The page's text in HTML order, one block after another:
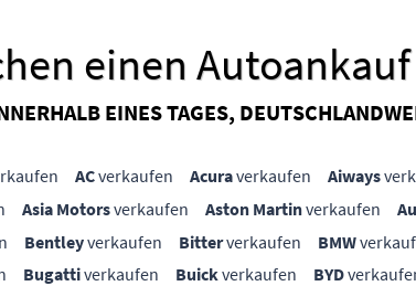
einen
EINES TAGES,
ACverkaufen Acuraverkaufen Aiways
Asia Motorsverkaufen Aston Martinverkaufen
Bentleyverkaufen Bitterverkaufen BMW
Bugattiverkaufen Buickverkaufen BYD